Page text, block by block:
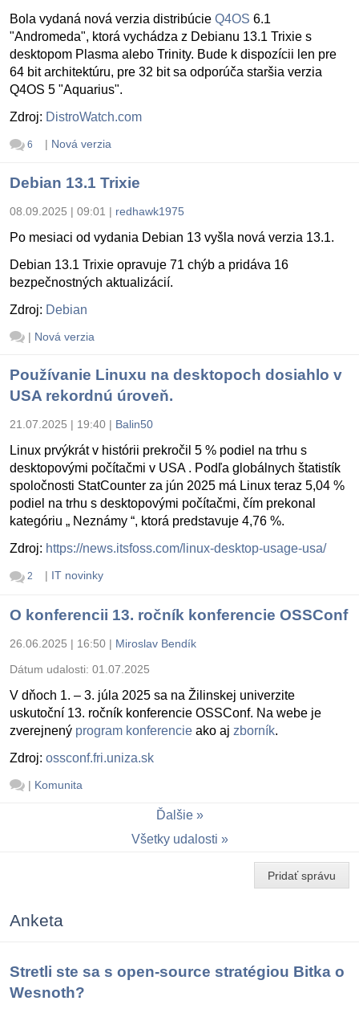
Bola vydaná nová verzia distribúcie Q4OS 6.1
"Andromeda", ktorá vychádza z Debianu 13.1 Trixie s
desktopom Plasma alebo Trinity. Bude k dispozícii len pre
64 bit architektúru, pre 32 bit sa odporúča staršia verzia
Q4OS 5 "Aquarius".
Zdroj: DistroWatch.com
6 | Nová verzia
Debian 13.1 Trixie
08.09.2025 | 09:01 | redhawk1975
Po mesiaci od vydania Debian 13 vyšla nová verzia 13.1.
Debian 13.1 Trixie opravuje 71 chýb a pridáva 16
bezpečnostných aktualizácií.
Zdroj: Debian
| Nová verzia
Používanie Linuxu na desktopoch dosiahlo v
USA rekordnú úroveň.
21.07.2025 | 19:40 | Balin50
Linux prvýkrát v histórii prekročil 5 % podiel na trhu s
desktopovými počítačmi v USA . Podľa globálnych štatistík
spoločnosti StatCounter za jún 2025 má Linux teraz 5,04 %
podiel na trhu s desktopovými počítačmi, čím prekonal
kategóriu „ Neznámy “, ktorá predstavuje 4,76 %.
Zdroj: https://news.itsfoss.com/linux-desktop-usage-usa/
2 | IT novinky
O konferencii 13. ročník konferencie OSSConf
26.06.2025 | 16:50 | Miroslav Bendík
Dátum udalosti: 01.07.2025
V dňoch 1. – 3. júla 2025 sa na Žilinskej univerzite
uskutoční 13. ročník konferencie OSSConf. Na webe je
zverejnený program konferencie ako aj zborník.
Zdroj: ossconf.fri.uniza.sk
| Komunita
Ďalšie
Všetky udalosti
Pridať správu
Anketa
Stretli ste sa s open-source stratégiou Bitka o
Wesnoth?